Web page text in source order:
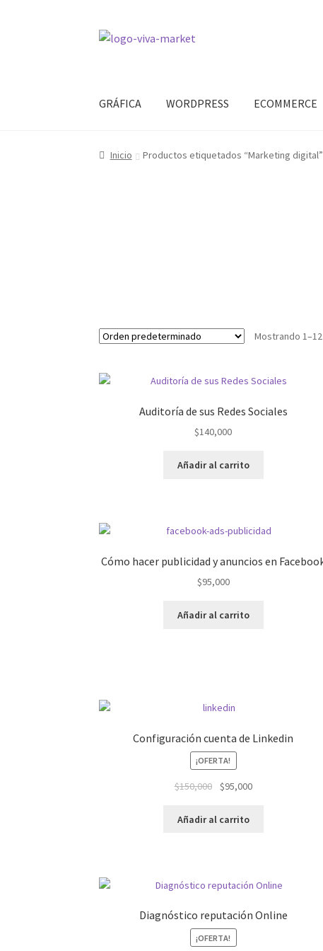
Ir
Ir
GRÁFICA WORDPRESS ECOMMERCE
Inicio Productos etiquetados “Marketing digital”
Mostrando
Auditoría de sus Redes Sociales
$140,000
Añadir al carrito
Cómo hacer publicidad y anuncios en
$95,000
Añadir al carrito
Configuración cuenta de Linkedin
¡OFERTA!
$150,000
original
$95,000El
Añadir al carrito
Diagnóstico reputación Online
¡OFERTA!